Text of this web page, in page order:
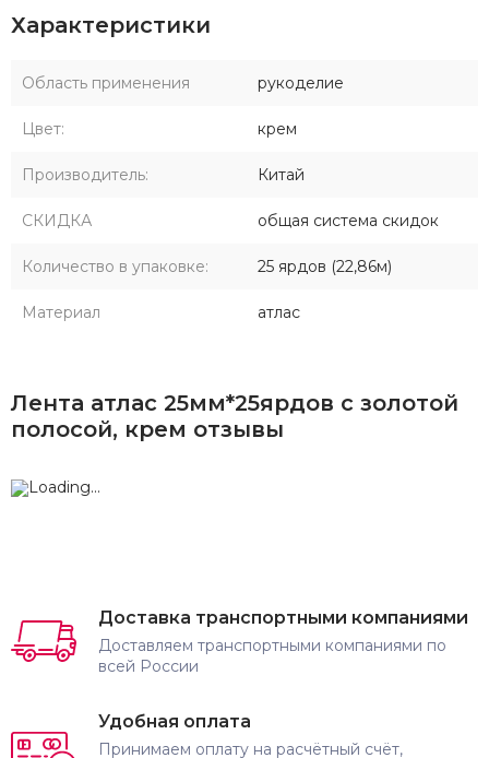
Характеристики
Область применения рукоделие
Цвет: крем
Производитель: Китай
СКИДКА общая система скидок
Количество в упаковке: 25 ярдов (22,86м)
Материал атлас
Лента атлас 25мм*25ярдов с золотой
полосой, крем отзывы
Доставка транспортными компаниями
Доставляем транспортными компаниями по
всей России
Удобная оплата
Принимаем оплату на расчётный счёт,